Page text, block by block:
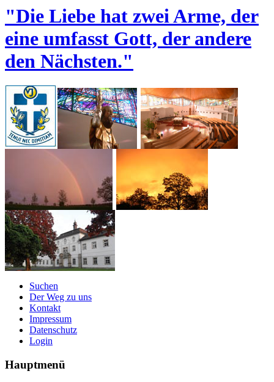
"Die Liebe hat zwei Arme, der
eine umfasst Gott, der andere
den Nächsten."
Suchen
Der Weg zu uns
Kontakt
Impressum
Datenschutz
Login
Hauptmenü